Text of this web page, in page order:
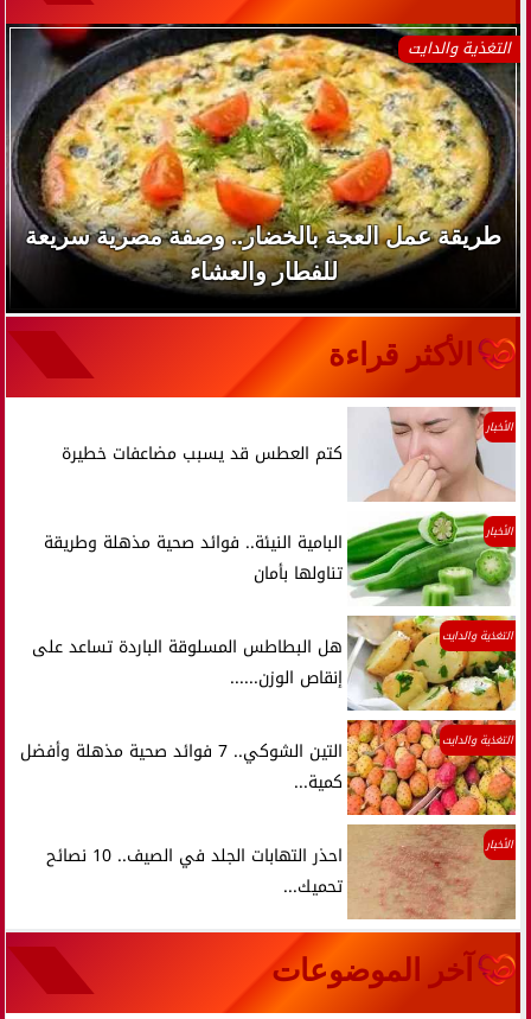
التغذية والدايت
طريقة عمل العجة بالخضار.. وصفة مصرية سريعة
للفطار والعشاء
الأكثر قراءة
الأخبار
كتم العطس قد يسبب مضاعفات خطيرة
الأخبار
البامية النيئة.. فوائد صحية مذهلة وطريقة
تناولها بأمان
التغذية والدايت
هل البطاطس المسلوقة الباردة تساعد على
إنقاص الوزن......
التغذية والدايت
التين الشوكي.. 7 فوائد صحية مذهلة وأفضل
كمية...
الأخبار
احذر التهابات الجلد في الصيف.. 10 نصائح
تحميك...
آخر الموضوعات